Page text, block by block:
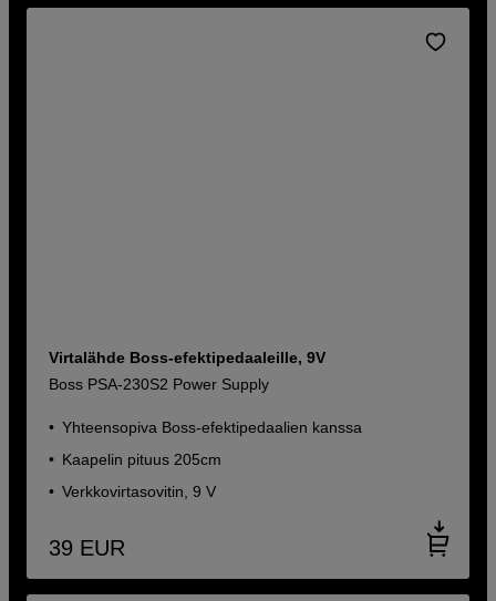
Virtalähde Boss-efektipedaaleille, 9V
Boss PSA-230S2 Power Supply
Yhteensopiva Boss-efektipedaalien kanssa
Kaapelin pituus 205cm
Verkkovirtasovitin, 9 V
39 EUR